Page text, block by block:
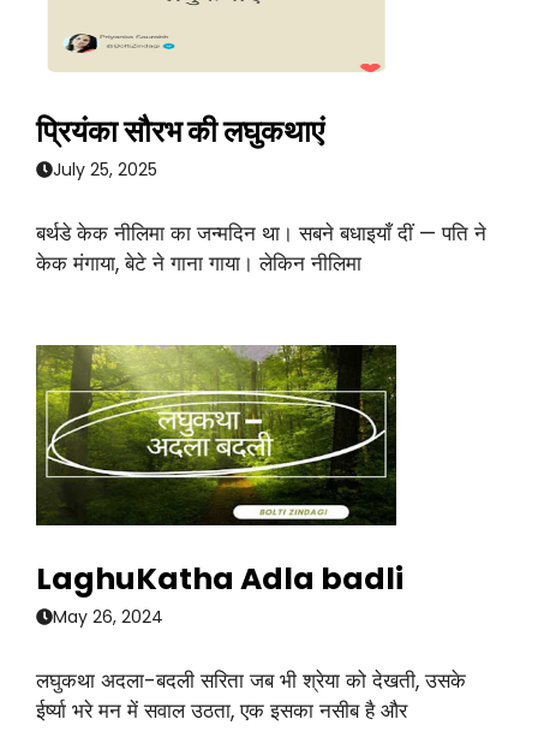
प्रियंका सौरभ की लघुकथाएं
July 25, 2025
बर्थडे केक नीलिमा का जन्मदिन था। सबने बधाइयाँ दीं — पति ने
केक मंगाया, बेटे ने गाना गाया। लेकिन नीलिमा
LaghuKatha Adla badli
May 26, 2024
लघुकथा अदला-बदली सरिता जब भी श्रेया को देखती, उसके
ईर्ष्या भरे मन में सवाल उठता, एक इसका नसीब है और